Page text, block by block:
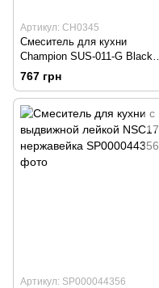
Артикул: CH0345
Смеситель для кухни
Champion SUS-011-G Black
черный
767 грн
Артикул: SP000044356